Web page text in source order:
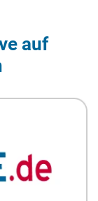
auf